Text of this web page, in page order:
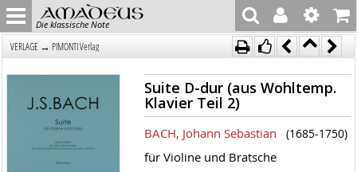
Die klassische Note
VERLAGE → PIMONTI Verlag
Suite D-dur (aus Wohltemp.
Klavier Teil 2)
BACH, Johann Sebastian (1685-1750)
für Violine und Bratsche